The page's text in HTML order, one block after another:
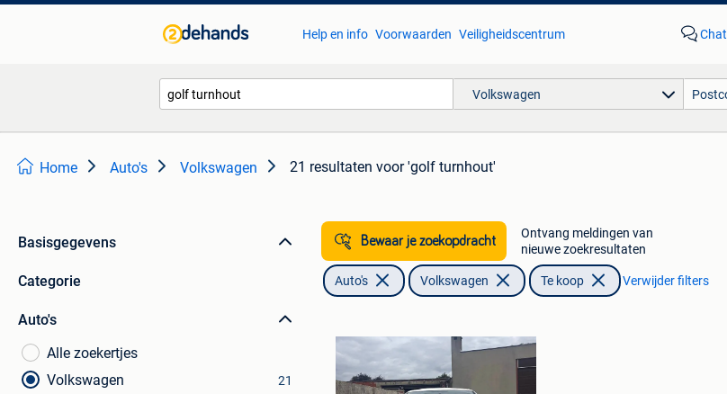
Help en info Voorwaarden Veiligheidscentrum Chat
Volkswagen
Home Auto's Volkswagen 21 resultaten voor 'golf turnhout'
Basisgegevens
Categorie
Auto's
Alle zoekertjes
Volkswagen
21
Bewaar je zoekopdracht
Ontvang meldingen van
nieuwe zoekresultaten
Auto's Volkswagen Te koop Verwijder filters
in
Mijn
Favorieten